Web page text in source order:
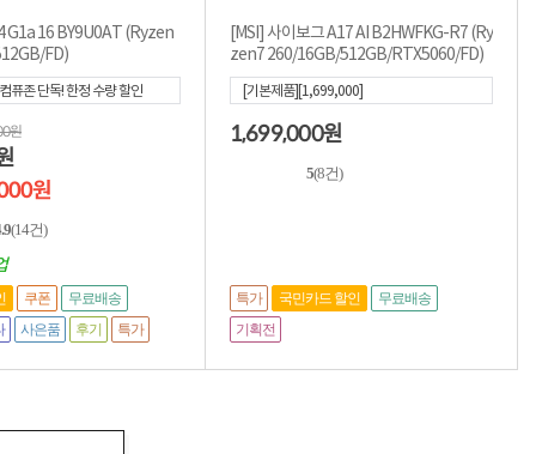
G1a 16 BY9U0AT (Ryzen
FD)
퓨존 단독! 한정 수량 할인
보증 제품★[759,000]
]
원
원
(14건)
쿠폰
무료배송
사은품 후기 특가
[MSI] 사이보그 A17 AI B2HWFKG-R7 (Ry
zen7 260/16GB/512GB/RTX5060/FD)
[기본제품][1,699,000]
1,699,000원
5(8건)
국민카드 할인 무료배송
특가
기획전